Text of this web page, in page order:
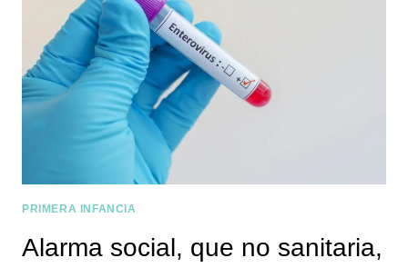
PRIMERA INFANCIA
Alarma social, que no sanitaria,